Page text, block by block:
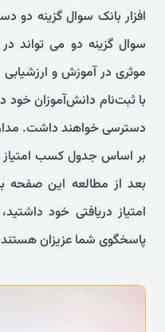
افزار بانک سوال گزینه دو
سوال گزینه دو می تواند
موثری در آموزش و
با ثبت‌نام دانش‌آموزان خود
دسترسی خواهند داشت.
بر اساس جدول کسب امتیاز
بعد از مطالعه این صفحه
امتیاز دریافتی خود
پاسخگوی شما عزیزان